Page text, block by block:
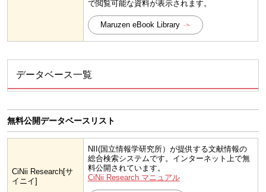
で閲覧可能な資料が表示されます。
Maruzen eBook Library
データベース一覧
無料公開データベースリスト
CiNii Research[サ
イニイ]
NII(国立情報学研究所）が提供する文献情報の
総合検索システムです。インターネット上で無
料公開されています。
CiNii Research マニュアル